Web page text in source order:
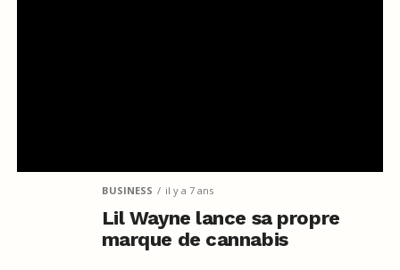
BUSINESS il y a 7 ans
Lil Wayne lance sa propre
marque de cannabis